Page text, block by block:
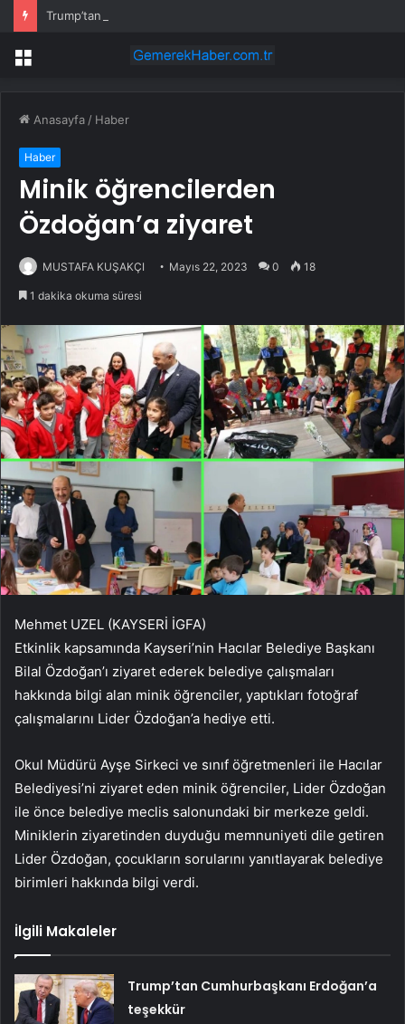
Trump’tan Cumhurbaşkanı Erdoğan’a teşekkür
Menü
Anasayfa / Haber
Haber
Minik öğrencilerden
Özdoğan’a ziyaret
MUSTAFA KUŞAKÇI Mayıs 22, 2023 0 18
1 dakika okuma süresi
Mehmet UZEL (KAYSERİ İGFA)
Etkinlik kapsamında Kayseri’nin Hacılar Belediye Başkanı
Bilal Özdoğan’ı ziyaret ederek belediye çalışmaları
hakkında bilgi alan minik öğrenciler, yaptıkları fotoğraf
çalışmalarını Lider Özdoğan’a hediye etti.
Okul Müdürü Ayşe Sirkeci ve sınıf öğretmenleri ile Hacılar
Belediyesi’ni ziyaret eden minik öğrenciler, Lider Özdoğan
ile önce belediye meclis salonundaki bir merkeze geldi.
Miniklerin ziyaretinden duyduğu memnuniyeti dile getiren
Lider Özdoğan, çocukların sorularını yanıtlayarak belediye
birimleri hakkında bilgi verdi.
İlgili Makaleler
Trump’tan Cumhurbaşkanı Erdoğan’a
teşekkür